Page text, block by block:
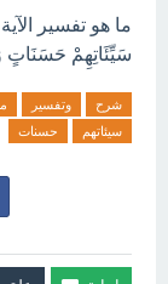
ما هو تفسير
سَيِّئَاتِهِمْ حَسَنَاتٍ
شرح وتفسير
سيئاتهم
حسنات